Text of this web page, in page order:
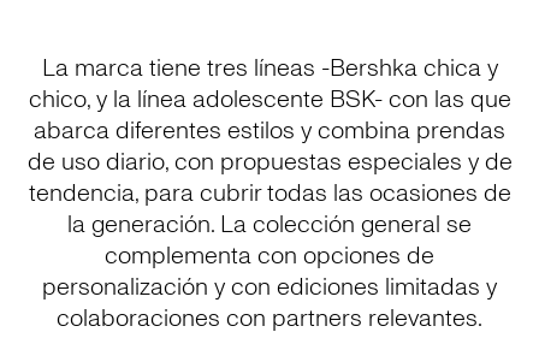
La marca tiene tres líneas -Bershka chica y
chico, y la línea adolescente BSK- con las que
abarca diferentes estilos y combina prendas
de uso diario, con propuestas especiales y de
tendencia, para cubrir todas las ocasiones de
la generación. La colección general se
complementa con opciones de
personalización y con ediciones limitadas y
colaboraciones con partners relevantes.